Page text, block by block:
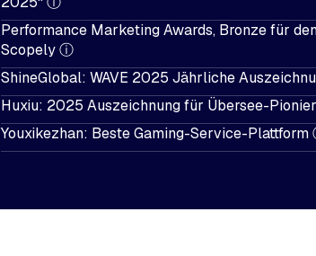
Performance Marketing Awards, Bronze für
Scopelyⓘ
ShineGlobal: WAVE 2025 Jährliche
Huxiu: 2025 Auszeichnung für Übersee-
Youxikezhan: Beste Gaming-Service-Plattform